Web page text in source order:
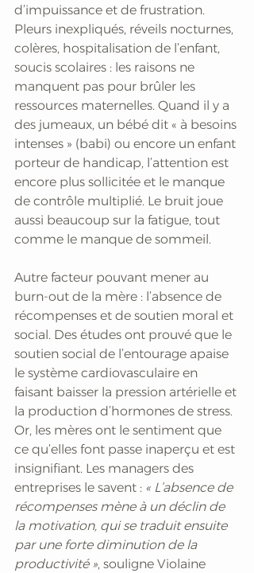
d’impuissance et de frustration.
Pleurs inexpliqués, réveils nocturnes,
colères, hospitalisation de l’enfant,
soucis scolaires : les raisons ne
manquent pas pour brûler les
ressources maternelles. Quand il y a
des jumeaux, un bébé dit « à besoins
intenses » (babi) ou encore un enfant
porteur de handicap, l’attention est
encore plus sollicitée et le manque
de contrôle multiplié. Le bruit joue
aussi beaucoup sur la fatigue, tout
comme le manque de sommeil.
Autre facteur pouvant mener au
burn-out de la mère : l’absence de
récompenses et de soutien moral et
social. Des études ont prouvé que le
soutien social de l’entourage apaise
le système cardiovasculaire en
faisant baisser la pression artérielle et
la production d’hormones de stress.
Or, les mères ont le sentiment que
ce qu’elles font passe inaperçu et est
insignifiant. Les managers des
entreprises le savent : « L’absence de
récompenses mène à un déclin de
la motivation, qui se traduit ensuite
par une forte diminution de la
productivité », souligne Violaine